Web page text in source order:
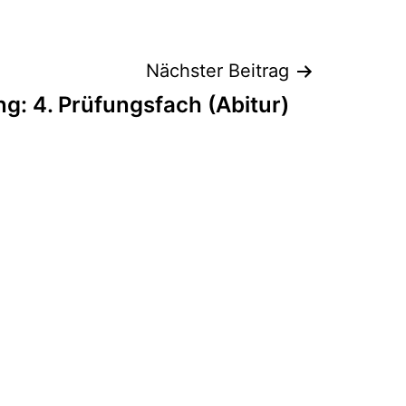
Nächster Beitrag
4. Prüfungsfach (Abitur)